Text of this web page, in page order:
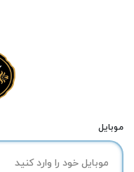
موبایل